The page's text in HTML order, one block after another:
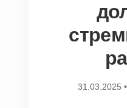
31.03.2025 •